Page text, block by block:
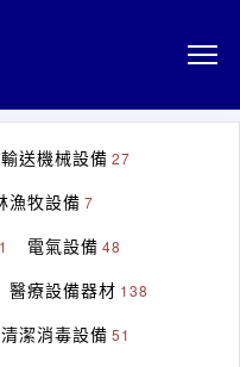
輸送機械設備 27
漁牧設備 7
電氣設備 48
醫療設備器材 138
清潔消毒設備 51